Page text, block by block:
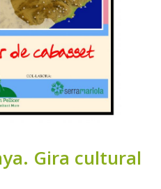
Gira cultural